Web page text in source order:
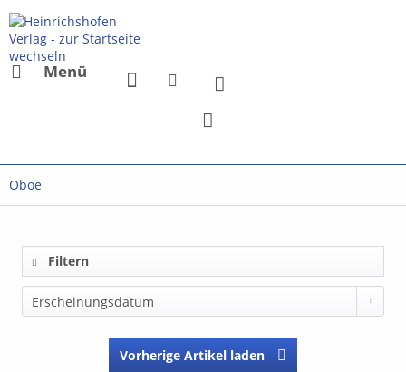
Menü
Oboe
Filtern
Vorherige Artikel laden